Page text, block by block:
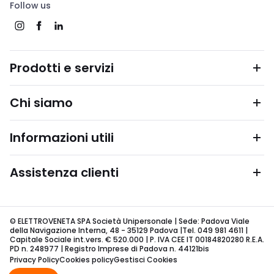
Follow us
Prodotti e servizi
Chi siamo
Informazioni utili
Assistenza clienti
© ELETTROVENETA SPA Società Unipersonale | Sede: Padova Viale
della Navigazione Interna, 48 - 35129 Padova |Tel. 049 981 4611 |
Capitale Sociale int.vers. € 520.000 | P. IVA CEE IT 00184820280 R.E.A.
PD n. 248977 | Registro Imprese di Padova n. 44121bis
Privacy PolicyCookies policyGestisci Cookies